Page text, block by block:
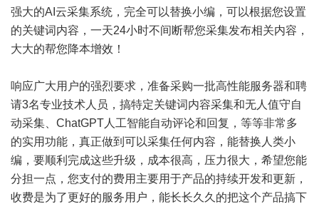
强大的AI云采集系统，完全可以替换小编，可以根据您设置
的关键词内容，一天24小时不间断帮您采集发布相关内容，
大大的帮您降本增效！
响应广大用户的强烈要求，准备采购一批高性能服务器和聘
请3名专业技术人员，搞特定关键词内容采集和无人值守自
动采集、ChatGPT人工智能自动评论和回复，等等非常多
的实用功能，真正做到可以采集任何内容，能替换人类小
编，要顺利完成这些升级，成本很高，压力很大，希望您能
分担一点，您支付的费用主要用于产品的持续开发和更新，
收费是为了更好的服务用户，能长长久久的把这个产品搞下